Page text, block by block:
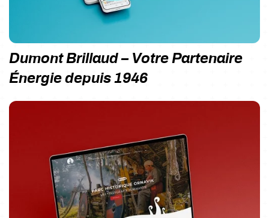
Dumont Brillaud – Votre Partenaire
Énergie depuis 1946